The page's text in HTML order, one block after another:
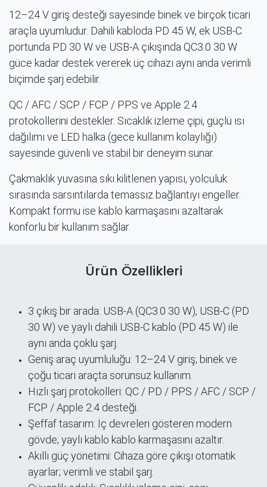
12–24 V giriş desteği sayesinde binek ve birçok ticari
araçla uyumludur. Dahili kabloda PD 45 W, ek USB-C
portunda PD 30 W ve USB-A çıkışında QC3.0 30 W
güce kadar destek vererek üç cihazı aynı anda verimli
biçimde şarj edebilir.
QC / AFC / SCP / FCP / PPS ve Apple 2.4
protokollerini destekler. Sıcaklık izleme çipi, güçlü ısı
dağılımı ve LED halka (gece kullanım kolaylığı)
sayesinde güvenli ve stabil bir deneyim sunar.
Çakmaklık yuvasına sıkı kilitlenen yapısı, yolculuk
sırasında sarsıntılarda temassız bağlantıyı engeller.
Kompakt formu ise kablo karmaşasını azaltarak
konforlu bir kullanım sağlar.
Ürün Özellikleri
3 çıkış bir arada: USB-A (QC3.0 30 W), USB-C (PD
30 W) ve yaylı dahili USB-C kablo (PD 45 W) ile
aynı anda çoklu şarj.
Geniş araç uyumluluğu: 12–24 V giriş; binek ve
çoğu ticari araçta sorunsuz kullanım.
Hızlı şarj protokolleri: QC / PD / PPS / AFC / SCP /
FCP / Apple 2.4 desteği.
Şeffaf tasarım: İç devreleri gösteren modern
gövde; yaylı kablo kablo karmaşasını azaltır.
Akıllı güç yönetimi: Cihaza göre çıkışı otomatik
ayarlar; verimli ve stabil şarj.